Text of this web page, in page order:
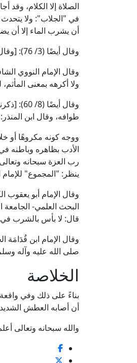
الصلاة إلا الكلام،
في "الجلاب": ولا
أن يشرب الماء إلا أن
وقال أيضًا (3/ 76): [وقال مالك في "المَوَّازِيَّة": لا بأس بشرب الماء في الطواف لمن يصيبه ظمأ] اهـ.
ولا أكرهه بمعنى
وقال
طوافه، وقال ابن
ووجه كونه مكروهًا أو
الأدب بظاهره وباطنه
رب العزة سبحانه
ينظر: "المجموع" للإمام
البحث العلمي-
قال: لا بأس بالشرب
صلى الله عليه وآله
الخلاصة
بناءً على ذلك وفي
أن أصابه العطش
والله سبحانه وتعالى